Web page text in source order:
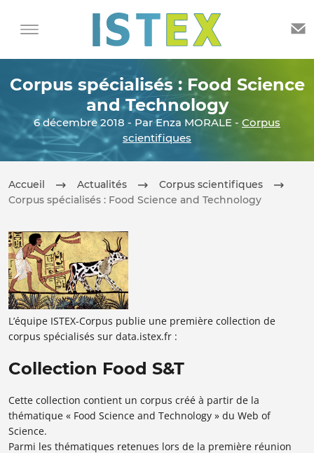
Corpus spécialisés : Food Science
and Technology
6 décembre 2018 - Par Enza MORALE - Corpus
scientifiques
Accueil Actualités
Corpus scientifiques
Corpus spécialisés : Food Science and Technology
L’équipe ISTEX-Corpus publie une première collection de
corpus spécialisés sur data.istex.fr :
Collection Food S&T
Cette collection contient un corpus créé à partir de la
thématique « Food Science and Technology » du Web of
Science.
Parmi les thématiques retenues lors de la première réunion